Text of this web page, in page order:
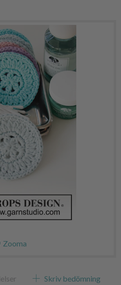
Zooma
Skriv bedömning